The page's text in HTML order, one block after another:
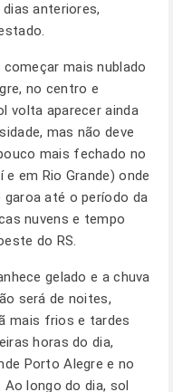
anteriores,
mais nublado
no centro e
volta aparecer ainda
mas não deve
mais fechado no
em Rio Grande) onde
até o período da
nuvens e tempo
do RS.
gelado e a chuva
será de noites,
mais frios e tardes
horas do dia,
Porto Alegre e no
longo do dia, sol